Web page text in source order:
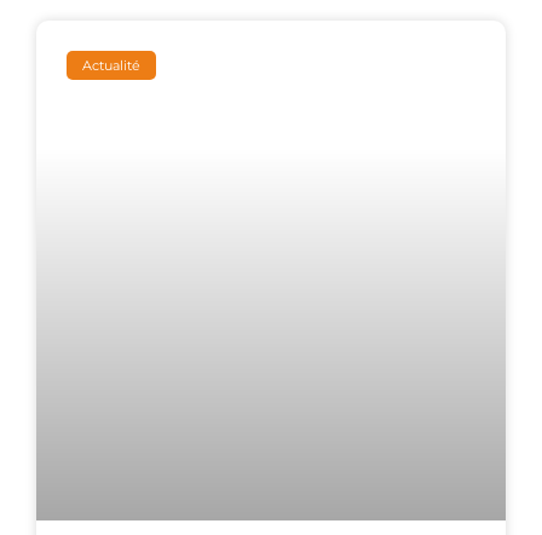
Actualité